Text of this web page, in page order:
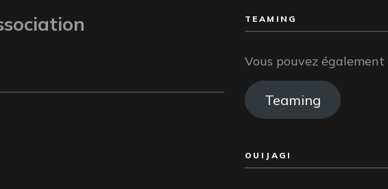
TEAMING
Vous pouvez
Teaming
OUIJAGI